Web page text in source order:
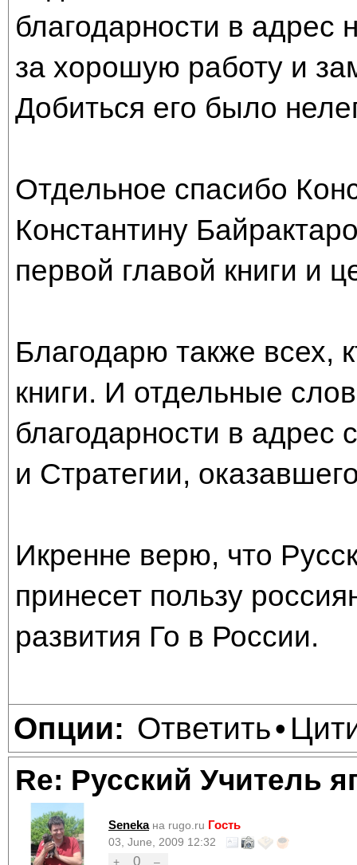
благодарности в адрес
за хорошую работу и
Добиться его было
Отдельное спасибо
Константину
первой главой книги и
Благодарю также всех,
книги. И отдельные
благодарности в
и Стратегии,
Икренне верю, что
принесет пользу
развития Го в России.
Опции: Ответить•
Re: Русский Учитель
Seneka на rugo.ru Гость
03, June, 2009 12:32
+
0 –